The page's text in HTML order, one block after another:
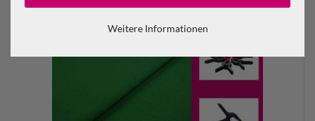
Weitere Informationen